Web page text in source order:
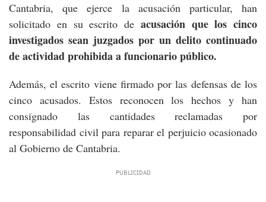
Cantabria, que ejerce la acusación particular, han
solicitado en su escrito de acusación que los cinco
investigados sean juzgados por un delito continuado
de actividad prohibida a funcionario público.
Además, el escrito viene firmado por las defensas de los
cinco acusados. Estos reconocen los hechos y han
consignado las cantidades reclamadas por
responsabilidad civil para reparar el perjuicio ocasionado
al Gobierno de Cantabria.